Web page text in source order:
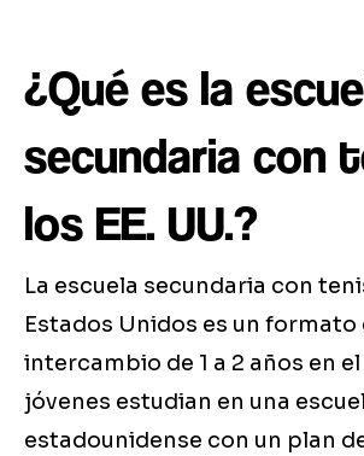
¿Qué es la
secundaria con
los EE. UU.?
La escuela secundaria con
Estados Unidos es un formato
intercambio de 1 a 2 años en
jóvenes estudian en una
estadounidense con un plan